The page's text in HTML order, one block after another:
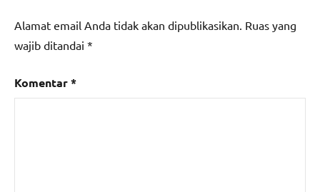
Alamat email Anda tidak akan dipublikasikan. Ruas yang
wajib ditandai *
Komentar*